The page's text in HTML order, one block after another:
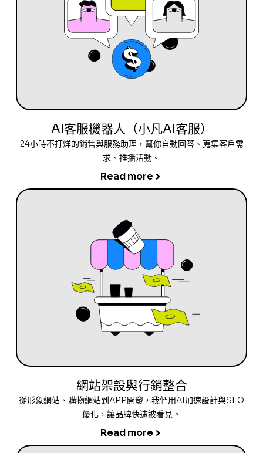
AI客服機器人（小凡AI客服）
24小時不打烊的銷售與服務助理，幫你自動回答、蒐集客戶需
求、推播活動。
Read more
網站架設與行銷整合
從形象網站、購物網站到APP開發，我們用AI加速設計與SEO
優化，讓品牌快速被看見。
Read more